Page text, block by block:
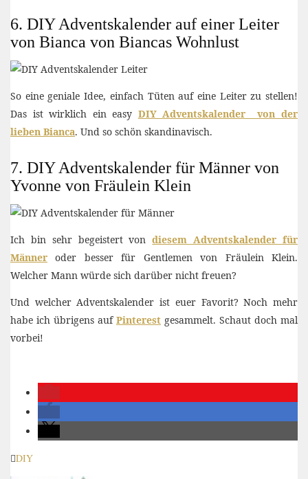
6. DIY Adventskalender auf einer Leiter
von Bianca von Biancas Wohnlust
So eine geniale Idee, einfach Tüten auf eine Leiter zu stellen!
Das ist wirklich ein easy DIY Adventskalender von der
lieben Bianca. Und so schön skandinavisch.
7. DIY Adventskalender für Männer von
Yvonne von Fräulein Klein
Ich bin sehr begeistert vondiesem Adventskalender für
Männer oder besser für Gentlemen von Fräulein Klein.
Welcher Mann würde sich darüber nicht freuen?
Und welcher Adventskalender ist euer Favorit? Noch mehr
habe ich übrigens auf Pinterest gesammelt. Schaut doch mal
vorbei!
DIY